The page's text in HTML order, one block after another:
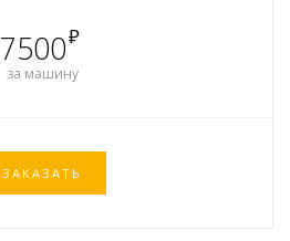
7500₽
за машину
ЗАКАЗАТЬ